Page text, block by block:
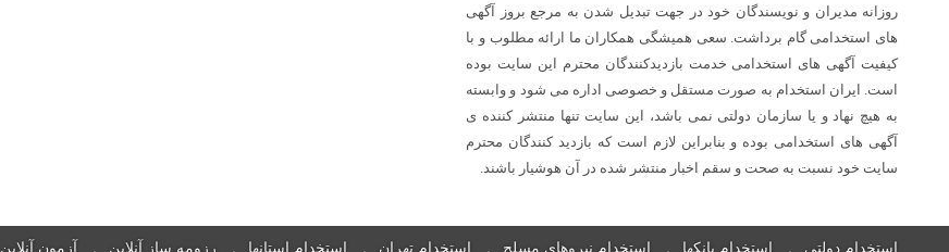
روزانه مدیران و نویسندگان خود در جهت تبدیل شدن به مرجع بروز آگهی
های استخدامی گام برداشت. سعی همیشگی همکاران ما ارائه مطلوب و با
کیفیت آگهی های استخدامی خدمت بازدیدکنندگان محترم این سایت بوده
است. ایران استخدام به صورت مستقل و خصوصی اداره می شود و وابسته
به هیچ نهاد و یا سازمان دولتی نمی باشد، این سایت تنها منتشر کننده ی
آگهی های استخدامی بوده و بنابراین لازم است که بازدید کنندگان محترم
سایت خود نسبت به صحت و سقم اخبار منتشر شده در آن هوشیار باشند.
استخدام دولتی استخدام بانکها استخدام نیروهای مسلح استخدام تهران استخدام استانها رزومه ساز آنلاین آزمون آنلاین